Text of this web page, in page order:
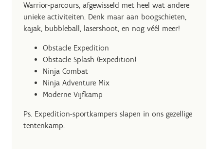
Warrior-parcours, afgewisseld met heel wat andere
unieke activiteiten. Denk maar aan boogschieten,
kajak, bubbleball, lasershoot, en nog véél meer!
Obstacle Expedition
Obstacle Splash (Expedition)
Ninja Combat
Ninja Adventure Mix
Moderne Vijfkamp
Ps. Expedition-sportkampers slapen in ons gezellige
tentenkamp.